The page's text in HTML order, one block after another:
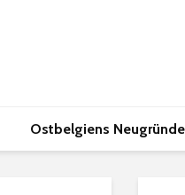
Ostbelgiens